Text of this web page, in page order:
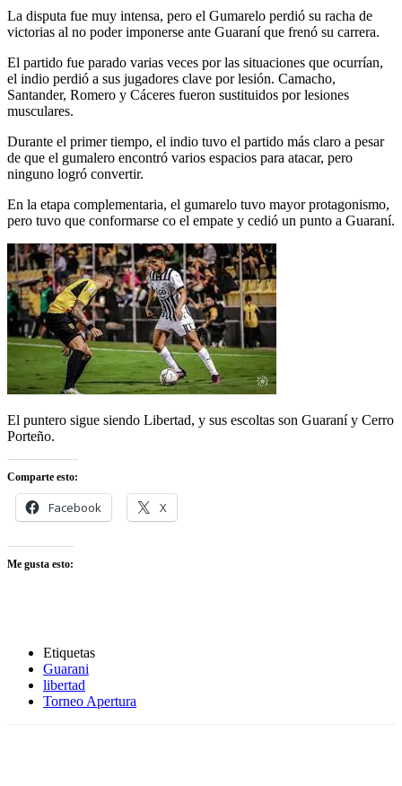
La disputa fue muy intensa, pero el Gumarelo perdió su racha de
victorias al no poder imponerse ante Guaraní que frenó su carrera.
El partido fue parado varias veces por las situaciones que ocurrían,
el indio perdió a sus jugadores clave por lesión. Camacho,
Santander, Romero y Cáceres fueron sustituidos por lesiones
musculares.
Durante el primer tiempo, el indio tuvo el partido más claro a pesar
de que el gumalero encontró varios espacios para atacar, pero
ninguno logró convertir.
En la etapa complementaria, el gumarelo tuvo mayor protagonismo,
pero tuvo que conformarse co el empate y cedió un punto a Guaraní.
El puntero sigue siendo Libertad, y sus escoltas son Guaraní y Cerro
Porteño.
Comparte esto:
Facebook X
Me gusta esto:
Etiquetas
Guarani
libertad
Torneo Apertura